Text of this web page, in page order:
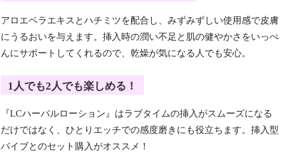
アロエベラエキスとハチミツを配合し、みずみずしい使用感で皮膚
にうるおいを与えます。挿入時の潤い不足と肌の健やかさをいっぺ
んにサポートしてくれるので、乾燥が気になる人でも安心。
1人でも2人でも楽しめる！
『LCハーバルローション』はラブタイムの挿入がスムーズになる
だけではなく、ひとりエッチでの感度磨きにも役立ちます。挿入型
バイブとのセット購入がオススメ！